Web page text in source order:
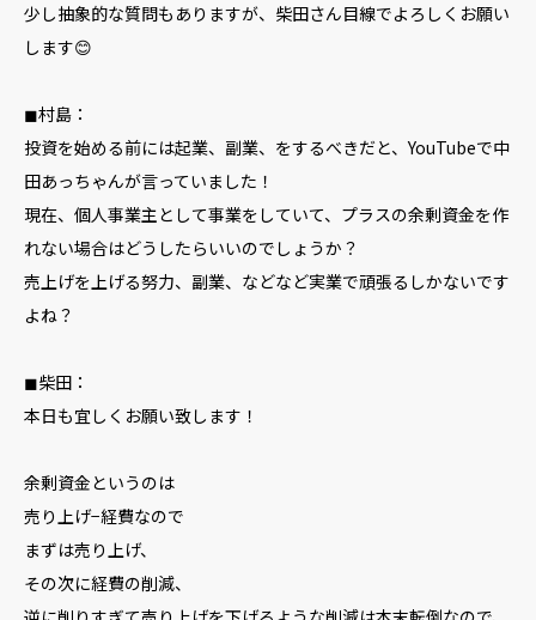
少し抽象的な質問もありますが、柴田さん目線でよろしくお願い
します😊
◼︎村島：
投資を始める前には起業、副業、をするべきだと、YouTubeで中
田あっちゃんが言っていました！
現在、個人事業主として事業をしていて、プラスの余剰資金を作
れない場合はどうしたらいいのでしょうか？
売上げを上げる努力、副業、などなど実業で頑張るしかないです
よね？
◼︎柴田：
本日も宜しくお願い致します！
余剰資金というのは
売り上げ−経費なので
まずは売り上げ、
その次に経費の削減、